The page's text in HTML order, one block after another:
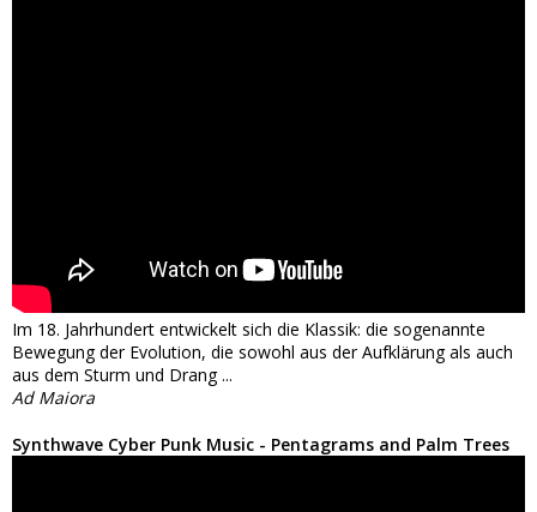
Im 18. Jahrhundert entwickelt sich die Klassik: die sogenannte
Bewegung der Evolution, die sowohl aus der Aufklärung als auch
aus dem Sturm und Drang ...
Ad Maiora
Synthwave Cyber Punk Music - Pentagrams and Palm Trees